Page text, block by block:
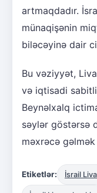
artmaqdadır.
münaqişənin
biləcəyinə dair
Bu vəziyyət,
və iqtisadi
Beynəlxalq
səylər göstərsə
məxrəcə
Etiketlər: İsrail